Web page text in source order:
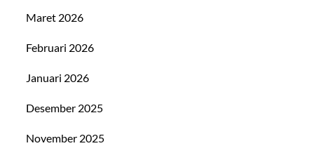
Maret 2026
Februari 2026
Januari 2026
Desember 2025
November 2025